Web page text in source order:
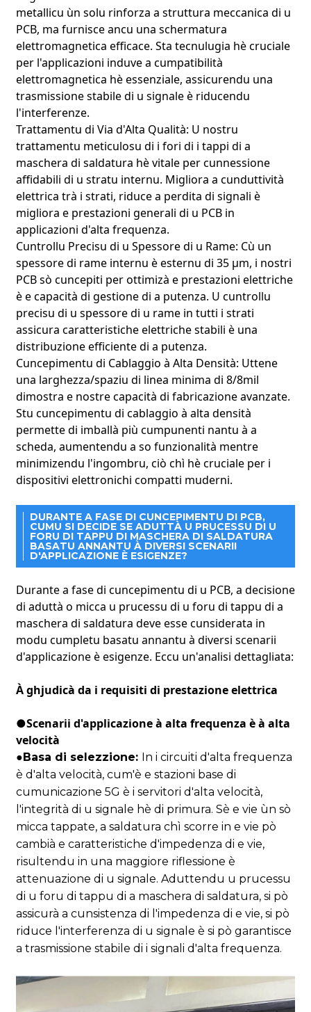
metallicu ùn solu rinforza a struttura meccanica di u
PCB, ma furnisce ancu una schermatura
elettromagnetica efficace. Sta tecnulugia hè cruciale
per l'applicazioni induve a cumpatibilità
elettromagnetica hè essenziale, assicurendu una
trasmissione stabile di u signale è riducendu
l'interferenze.
Trattamentu di Via d'Alta Qualità: U nostru
trattamentu meticulosu di i fori di i tappi di a
maschera di saldatura hè vitale per cunnessione
affidabili di u stratu internu. Migliora a cunduttività
elettrica trà i strati, riduce a perdita di signali è
migliora e prestazioni generali di u PCB in
applicazioni d'alta frequenza.
Cuntrollu Precisu di u Spessore di u Rame: Cù un
spessore di rame internu è esternu di 35 µm, i nostri
PCB sò cuncepiti per ottimizà e prestazioni elettriche
è e capacità di gestione di a putenza. U cuntrollu
precisu di u spessore di u rame in tutti i strati
assicura caratteristiche elettriche stabili è una
distribuzione efficiente di a putenza.
Cuncepimentu di Cablaggio à Alta Densità: Uttene
una larghezza/spaziu di linea minima di 8/8mil
dimostra e nostre capacità di fabricazione avanzate.
Stu cuncepimentu di cablaggio à alta densità
permette di imballà più cumpunenti nantu à a
scheda, aumentendu a so funzionalità mentre
minimizendu l'ingombru, ciò chì hè cruciale per i
dispositivi elettronichi compatti muderni.
DURANTE A FASE DI CUNCEPIMENTU DI PCB,
CUMU SI DECIDE SE ADUTTÀ U PRUCESSU DI U
FORU DI TAPPU DI MASCHERA DI SALDATURA
BASATU ANNANTU À DIVERSI SCENARII
D'APPLICAZIONE È ESIGENZE?
Durante a fase di cuncepimentu di u PCB, a decisione
di aduttà o micca u prucessu di u foru di tappu di a
maschera di saldatura deve esse cunsiderata in
modu cumpletu basatu annantu à diversi scenarii
d'applicazione è esigenze. Eccu un'analisi dettagliata:
À ghjudicà da i requisiti di prestazione elettrica
●Scenarii d'applicazione à alta frequenza è à alta
velocità
●Basa di selezzione: In i circuiti d'alta frequenza
è d'alta velocità, cum'è e stazioni base di
cumunicazione 5G è i servitori d'alta velocità,
l'integrità di u signale hè di primura. Sè e vie ùn sò
micca tappate, a saldatura chì scorre in e vie pò
cambià e caratteristiche d'impedenza di e vie,
risultendu in una maggiore riflessione è
attenuazione di u signale. Aduttendu u prucessu
di u foru di tappu di a maschera di saldatura, si pò
assicurà a cunsistenza di l'impedenza di e vie, si pò
riduce l'interferenza di u signale è si pò garantisce
a trasmissione stabile di i signali d'alta frequenza.